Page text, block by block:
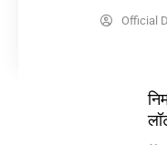
Official